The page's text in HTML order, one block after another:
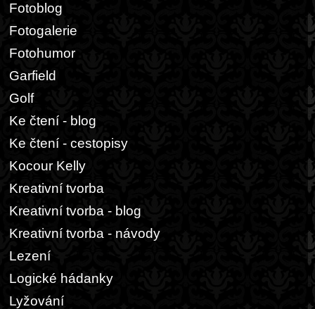
Fotoblog
Fotogalerie
Fotohumor
Garfield
Golf
Ke čtení - blog
Ke čtení - cestopisy
Kocour Kelly
Kreativní tvorba
Kreativní tvorba - blog
Kreativní tvorba - návody
Lezení
Logické hádanky
Lyžování